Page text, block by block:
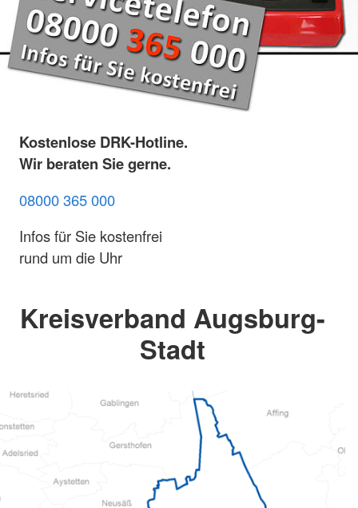
Kostenlose DRK-Hotline.
Wir beraten Sie gerne.
08000 365 000
Infos für Sie kostenfrei
rund um die Uhr
Kreisverband Augsburg-
Stadt